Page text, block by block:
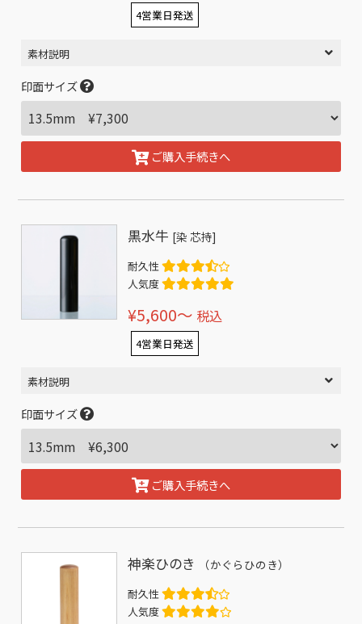
4営業日発送
素材説明
印面サイズ
ご購入手続きへ
黒水牛 [染 芯持]
耐久性
人気度
¥5,600〜 税込
4営業日発送
素材説明
印面サイズ
ご購入手続きへ
神楽ひのき （かぐらひのき）
耐久性
人気度